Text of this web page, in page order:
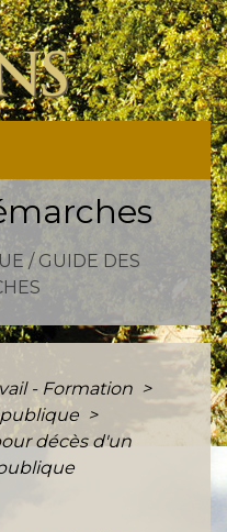
/ GUIDE DES
- Formation >
>
décès d'un